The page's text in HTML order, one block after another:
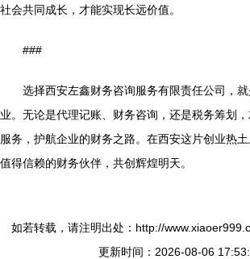
社会共同成长，才能实现长远价值。
###
选择西安左鑫财务咨询服务有限责任公司，
业。无论是代理记账、财务咨询，还是税务筹划
服务，护航企业的财务之路。在西安这片创业热
值得信赖的财务伙伴，共创辉煌明天。
如若转载，请注明出处：http://
更新时间：2026-08-06